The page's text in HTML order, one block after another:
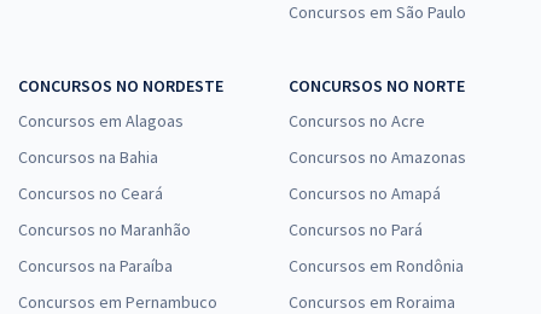
Concursos em São Paulo
CONCURSOS NO NORDESTE
Concursos em Alagoas
Concursos na Bahia
Concursos no Ceará
Concursos no Maranhão
Concursos na Paraíba
Concursos em Pernambuco
CONCURSOS NO NORTE
Concursos no Acre
Concursos no Amazonas
Concursos no Amapá
Concursos no Pará
Concursos em Rondônia
Concursos em Roraima